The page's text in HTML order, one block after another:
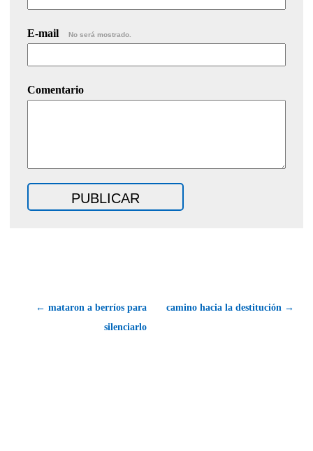
E-mail No será mostrado.
Comentario
← mataron a berríos para
silenciarlo
camino hacia la destitución →